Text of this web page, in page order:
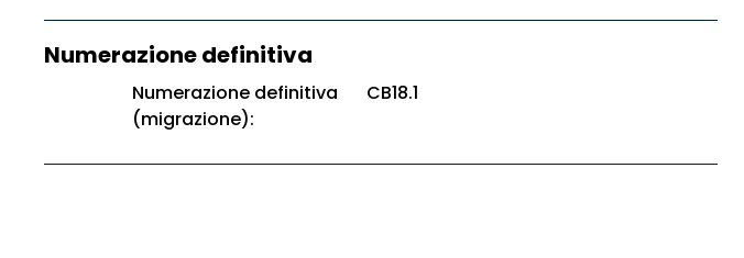
Numerazione definitiva
Numerazione definitiva
(migrazione):
CB18.1